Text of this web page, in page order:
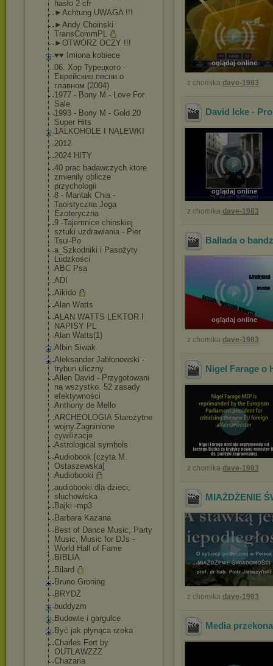
hasło 2 cfr
►Achtung UWAGA !!!
►Andy Choinski
TransCommPL
►OTWÓRZ OCZY !!!
♥♥ Imiona kobiece
06. Хор Турецкого -
Еврейские песни о
главном (2004)
1977 - Bony M - Love For
Sale
1993 - Bony M - Gold 20
Super Hits
1ALKOHOLE I NALEWKI
2012
2024 HITY
40 prac badawczych ktore
zmienily oblicze
przychologii
8 - Mantak Chia -
Taoistyczna Joga
Ezoteryczna
9 -Tajemnice chinskiej
sztuki uzdrawiania - Pier
Tsui-Po
a_Szkodniki i Pasożyty
Ludzkości
ABC Psa
ADI
Aikido
Alan Watts
ALAN WATTS LEKTOR I
NAPISY PL
Alan Watts(1)
Albin Siwak
Aleksander Jabłonowski -
trybun uliczny
Allen David - Przygotowani
na wszystko. 52 zasady
efektywności
Anthony de Mello
ARCHEOLOGIA Starożytne
wojny.Zagninione
cywilizacje
Astrological symbols
Audiobook [czyta M.
Ostaszewska]
Audiobooki
audiobooki dla dzieci,
słuchowiska
Bajki -mp3
Barbara Kazana
Best of Dance Music, Party
Music, Music for DJs -
World Hall of Fame
BIBLIA
Bilard
Bruno Groning
BRYDŻ
buddyzm
Budowle i gargulce
Być jak płynąca rzeka
Charles Fort by
OUTLAWZZZ
Chazaria
oglądaj online
z chomika dave-1983
‪David Icke -
oglądaj online
z chomika dave-1983
Ballada o
oglądaj online
z chomika dave-1983
Nigel Farage o
z chomika dave-1983
MIAŻDŻENIE
z chomika dave-1983
Media